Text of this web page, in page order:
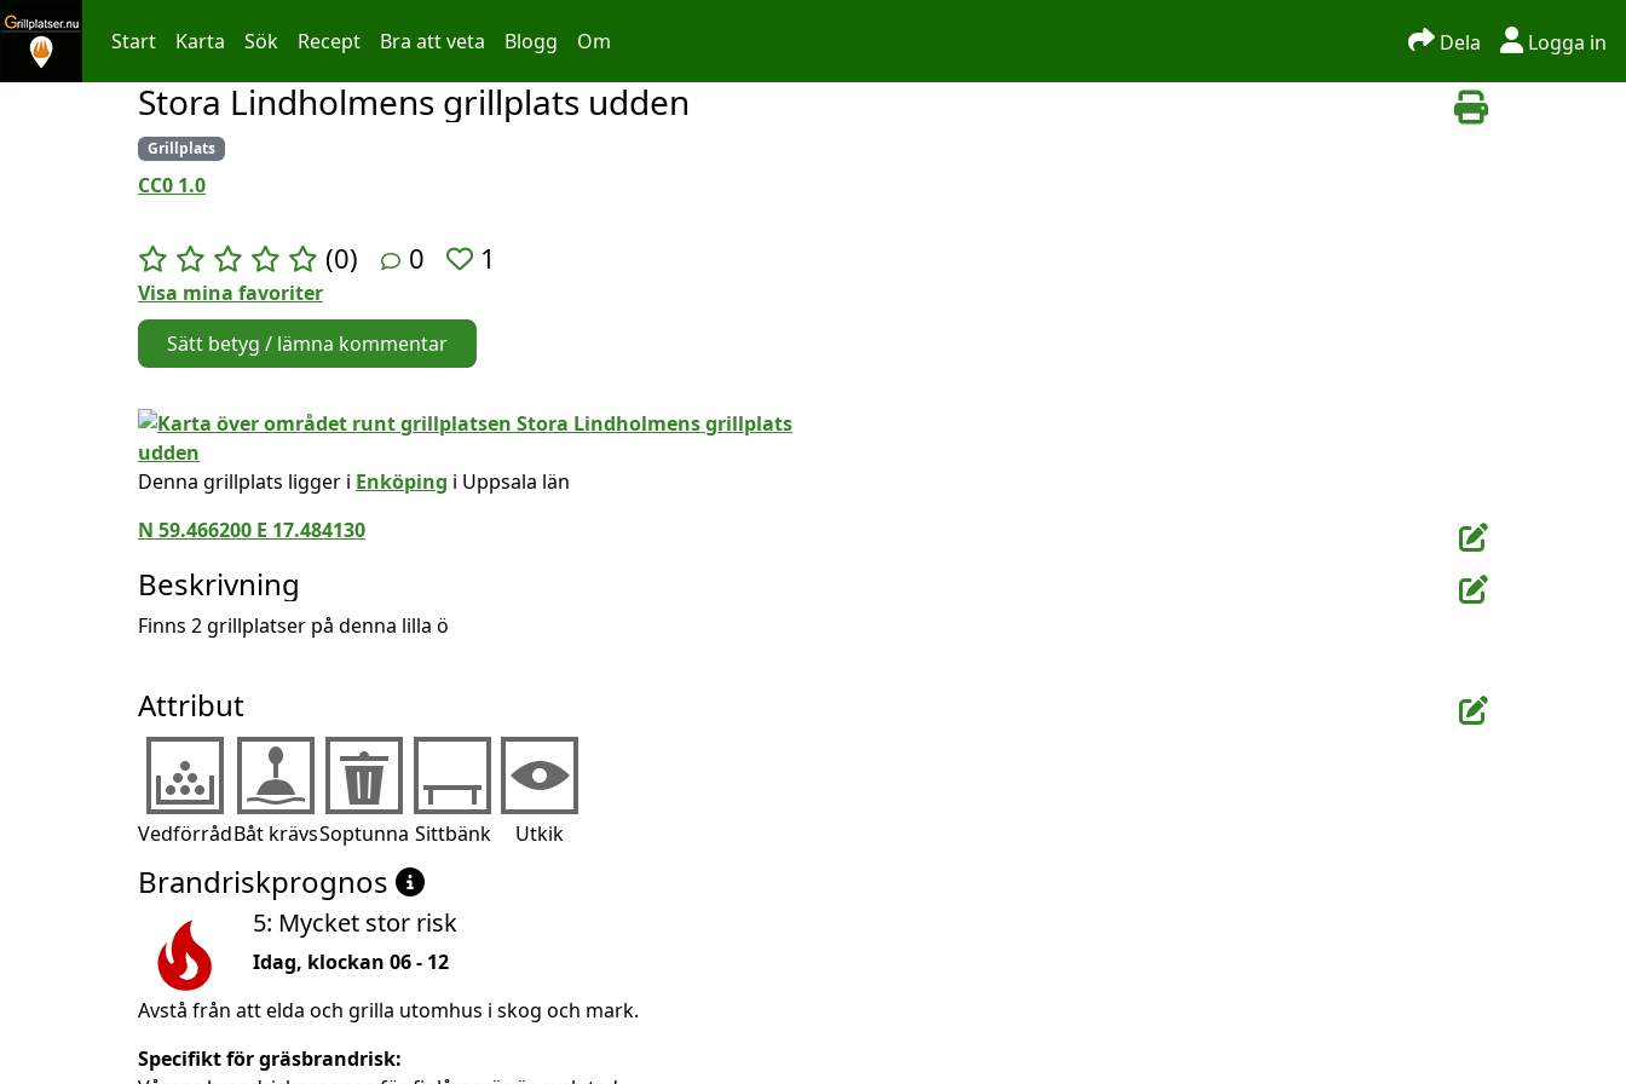
Hoppa till innehållet
Start Karta Sök Recept Bra att veta Blogg Om Dela Logga in
Stora Lindholmens grillplats udden
Grillplats
CC0 1.0
(0) 0 1
Visa mina favoriter
Sätt betyg / lämna kommentar
Denna grillplats ligger i Enköping i Uppsala län
N 59.466200 E 17.484130
Beskrivning
Finns 2 grillplatser på denna lilla ö
Attribut
VedförrådBåt krävsSoptunna Sittbänk Utkik
Brandriskprognos
5: Mycket stor risk
Idag, klockan 06 - 12
Avstå från att elda och grilla utomhus i skog och mark.
Specifikt för gräsbrandrisk: